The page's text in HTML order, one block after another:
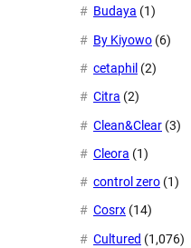
Budaya (1)
By Kiyowo (6)
cetaphil (2)
Citra (2)
Clean&Clear (3)
Cleora (1)
control zero (1)
Cosrx (14)
Cultured (1,076)